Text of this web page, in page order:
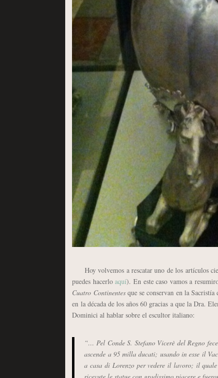
Hoy volvemos a rescatar uno de los artículos
puedes hacerloaquí). En este caso vamos a
Cuatro Continentesque se conservan en la
en la década de los años 60 gracias a que la Dra.
Dominici al hablar sobre el escultor italiano:
“… Pel Conde S. Stefano Vicerè del Regno
ascende a 95 milla ducati; usando in esse il
a casa di Lorenzo per vedere il lavoro; il